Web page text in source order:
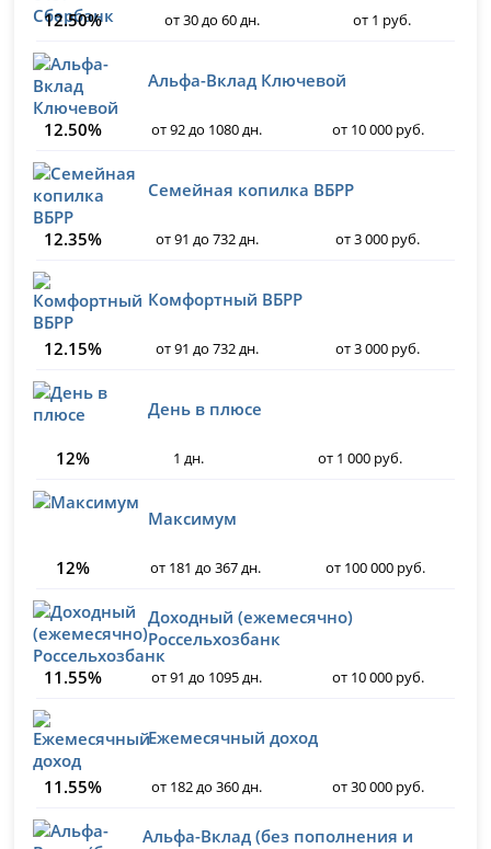
12.50% от 30 до 60 дн. от 1 руб.
Альфа-Вклад Ключевой
12.50% от 92 до 1080 дн. от 10 000 руб.
Семейная копилка ВБРР
12.35% от 91 до 732 дн. от 3 000 руб.
Комфортный ВБРР
12.15% от 91 до 732 дн. от 3 000 руб.
День в плюсе
12% 1 дн. от 1 000 руб.
Максимум
12% от 181 до 367 дн. от 100 000 руб.
Доходный (ежемесячно)
Россельхозбанк
11.55%
от 91 до 1095 дн. от 10 000 руб.
Ежемесячный доход
11.55% от 182 до 360 дн. от 30 000 руб.
Альфа-Вклад (без пополнения и